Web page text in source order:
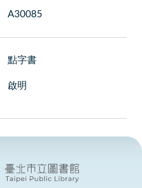
A30085
點字書
啟明